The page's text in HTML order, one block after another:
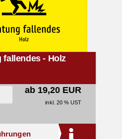
fallendes - Holz
ab 19,20 EUR
inkl. 20 % UST